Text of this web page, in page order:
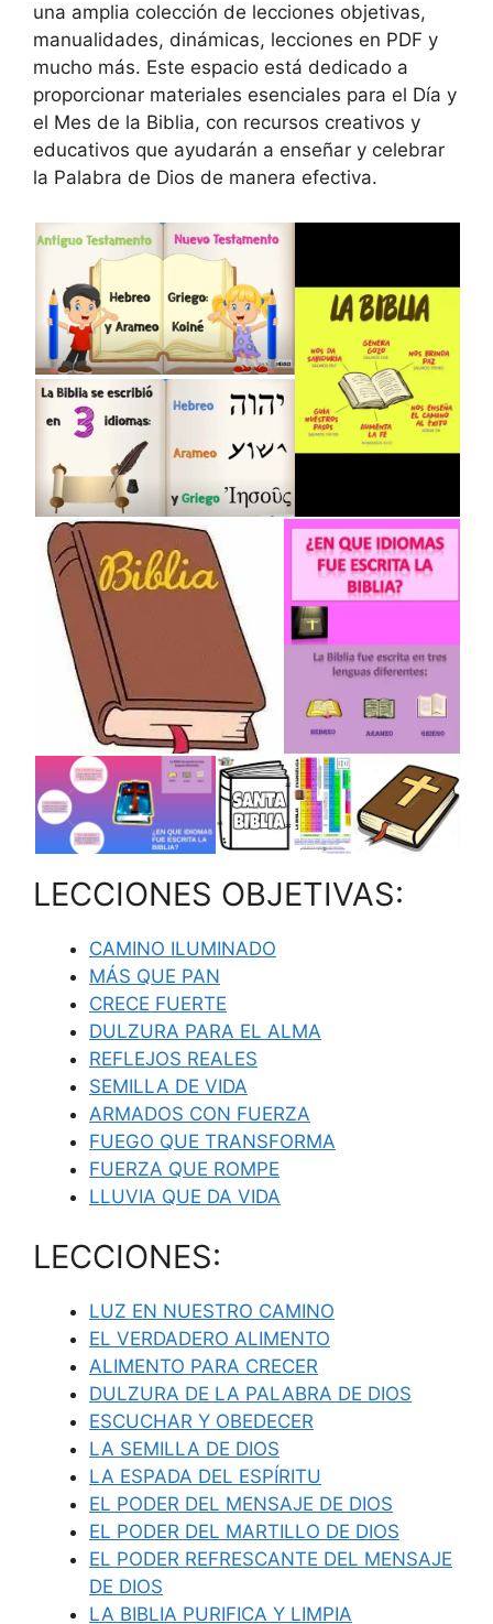
una amplia colección de lecciones objetivas,
manualidades, dinámicas, lecciones en PDF y
mucho más. Este espacio está dedicado a
proporcionar materiales esenciales para el Día y
el Mes de la Biblia, con recursos creativos y
educativos que ayudarán a enseñar y celebrar
la Palabra de Dios de manera efectiva.
LECCIONES OBJETIVAS:
CAMINO ILUMINADO
MÁS QUE PAN
CRECE FUERTE
DULZURA PARA EL ALMA
REFLEJOS REALES
SEMILLA DE VIDA
ARMADOS CON FUERZA
FUEGO QUE TRANSFORMA
FUERZA QUE ROMPE
LLUVIA QUE DA VIDA
LECCIONES:
LUZ EN NUESTRO CAMINO
EL VERDADERO ALIMENTO
ALIMENTO PARA CRECER
DULZURA DE LA PALABRA DE DIOS
ESCUCHAR Y OBEDECER
LA SEMILLA DE DIOS
LA ESPADA DEL ESPÍRITU
EL PODER DEL MENSAJE DE DIOS
EL PODER DEL MARTILLO DE DIOS
EL PODER REFRESCANTE DEL MENSAJE
DE DIOS
LA BIBLIA PURIFICA Y LIMPIA